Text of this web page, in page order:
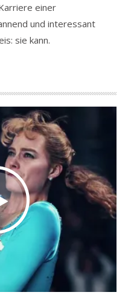
einer
und interessant
sie kann.